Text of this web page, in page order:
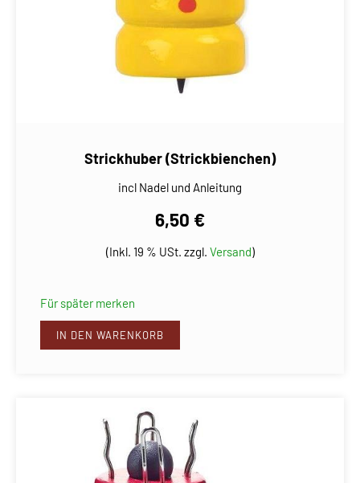
Strickhuber (Strickbienchen)
incl Nadel und Anleitung
6,50 €
(Inkl. 19 % USt. zzgl. Versand)
Für später merken
IN DEN WARENKORB